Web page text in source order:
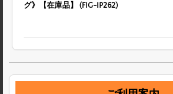
グ》【在庫品】 (FIG-IP262)